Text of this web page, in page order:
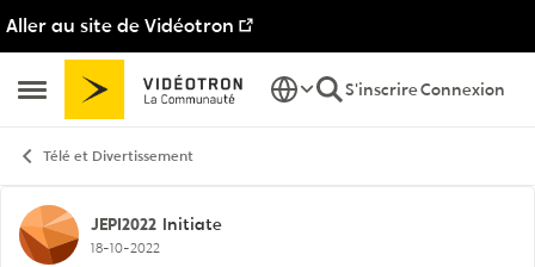
Aller au site de Vidéotron
Ouvrir Menu Latéral
Passer au contenu
S'inscrireConnexion
Télé et Divertissement
Discussion de forum
JEPI2022 Initiate
18-10-2022